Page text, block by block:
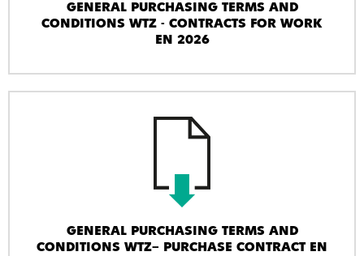
GENERAL PURCHASING TERMS AND
CONDITIONS WTZ - CONTRACTS FOR WORK
EN 2026
GENERAL PURCHASING TERMS AND
CONDITIONS WTZ– PURCHASE CONTRACT EN